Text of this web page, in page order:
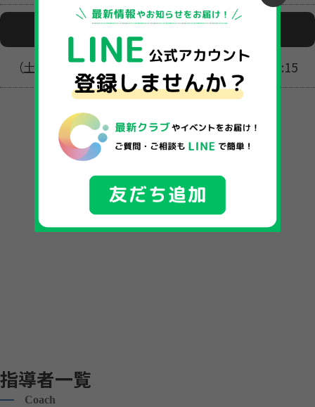
活動日時
（土）【年少年中】9:30～10:15 【年長】10:30～11:15
指導者一覧
Coach